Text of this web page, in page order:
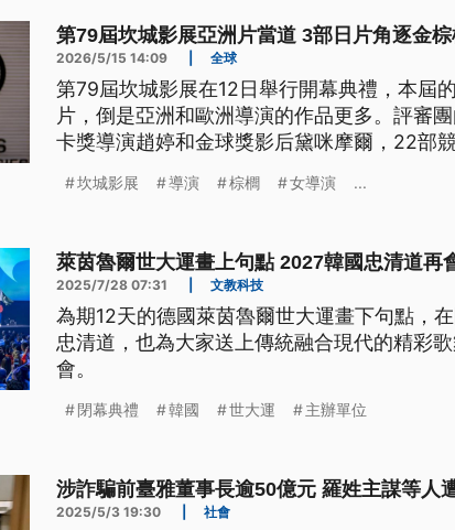
第79屆坎城影展亞洲片當道 3部日片角逐金棕
2026/5/15 14:09 全球
第79屆坎城影展在12日舉行開幕典禮，本屆
片，倒是亞洲和歐洲導演的作品更多。評審
卡獎導演趙婷和金球獎影后黛咪摩爾，22部
持續延燒，再度掀起電影藝術與政治糾葛的討
坎城影展 導演 棕櫚 女導演 ...
萊茵魯爾世大運畫上句點 2027韓國忠清道再
2025/7/28 07:31 文教科技
為期12天的德國萊茵魯爾世大運畫下句點，
忠清道，也為大家送上傳統融合現代的精彩
會。
閉幕典禮 韓國 世大運 主辦單位
涉詐騙前臺雅董事長逾50億元 羅姓主謀等人
2025/5/3 19:30 社會